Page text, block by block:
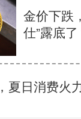
金价下跌
仕”露底了
夏日消费火